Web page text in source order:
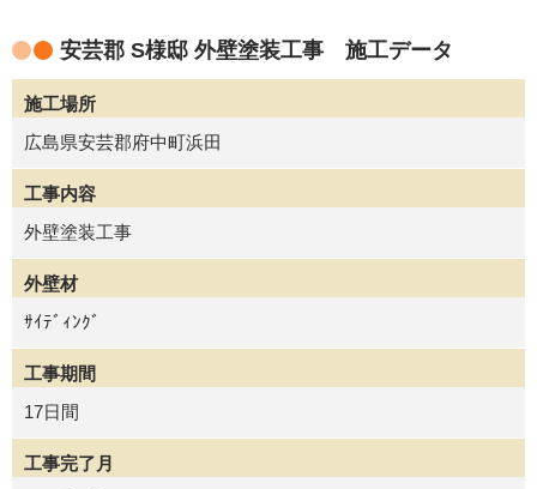
安芸郡 S様邸 外壁塗装工事 施工データ
施工場所
広島県安芸郡府中町浜田
工事内容
外壁塗装工事
外壁材
ｻｲﾃﾞｨﾝｸﾞ
工事期間
17日間
工事完了月